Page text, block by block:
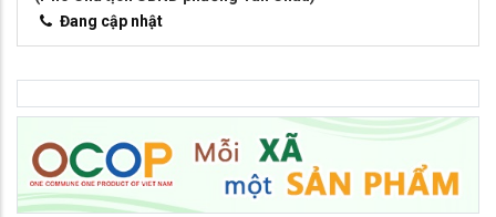
Đang cập nhật